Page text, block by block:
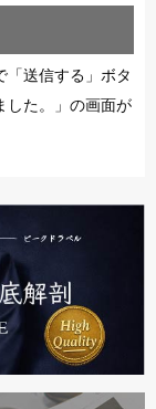
「送信する」ボタ
した。」の画面が